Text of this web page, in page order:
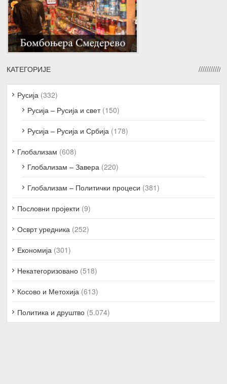
КАТЕГОРИЈЕ
Русија (332)
Русија – Русија и свет(150)
Русија – Русија и Србија (178)
Глобализам (608)
Глобализам – Завера (220)
Глобализам – Политички процеси (381)
Пословни пројекти (9)
Осврт уредника (252)
Економија (301)
Некатегоризовано (518)
Косово и Метохија (613)
Политика и друштво (5.074)